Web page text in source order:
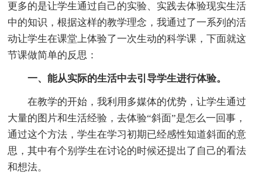
更多的是让学生通过自己的实验、实践去体验现实生活
中的知识，根据这样的教学理念，我通过了一系列的活
动让学生在课堂上体验了一次生动的科学课，下面就这
节课做简单的反思：
一、能从实际的生活中去引导学生进行体验。
在教学的开始，我利用多媒体的优势，让学生通过
大量的图片和生活经验，去体验“斜面”是怎么一回事，
通过这个方法，学生在学习初期已经感性知道斜面的意
思，其中有个别学生在讨论的时候还提出了自己的看法
和想法。